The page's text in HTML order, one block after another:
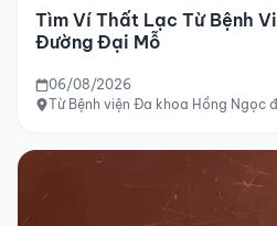
Tìm Ví Thất Lạc Từ Bệnh
Đường Đại Mỗ
06/08/2026
Từ Bệnh viện Đa khoa Hồng Ngọc